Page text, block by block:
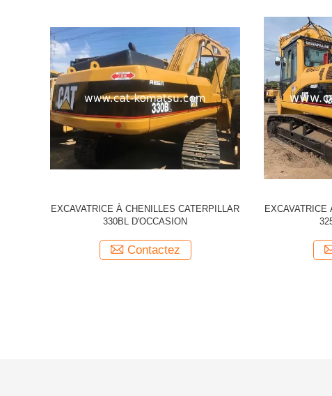
CATERPILLAR
Excavatrice CAT 325DL d'occasion /
Excavatrice Caterpillar 320CL 320BL 325BL